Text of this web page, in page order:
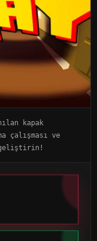
kapak
çalışması ve
geliştirin!